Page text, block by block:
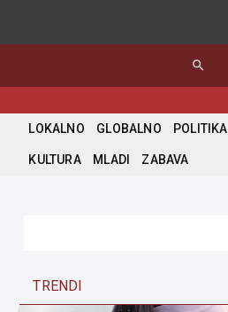
search
LOKALNO GLOBALNO POLITIKA
KULTURA MLADI ZABAVA
TRENDI